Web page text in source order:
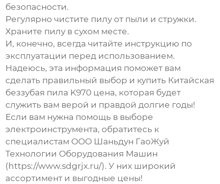
безопасности.
Регулярно чистите пилу от пыли и стружки.
Храните пилу в сухом месте.
И, конечно, всегда читайте инструкцию по
эксплуатации перед использованием.
Надеюсь, эта информация поможет вам
сделать правильный выбор и купить Китайская
беззубая пила K970 цена, которая будет
служить вам верой и правдой долгие годы!
Если вам нужна помощь в выборе
электроинструмента, обратитесь к
специалистам ООО Шаньдун ГаоЖуй
Технологии Оборудования Машин
(https://www.sdgrjx.ru/). У них широкий
ассортимент и выгодные цены!